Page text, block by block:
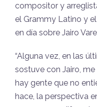
compositor y
el Grammy Latino y
en día sobre Jairo
“Alguna vez, en las
sostuve con Jairo, me
hay gente que no
hace, la perspectiva